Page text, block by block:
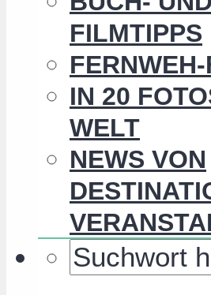
FILMTIPPS
IN 20
WELT
NEWS VON